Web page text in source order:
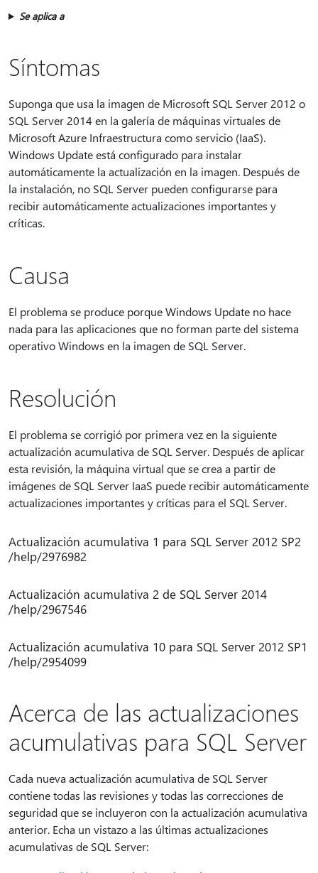
Se aplica a
Síntomas
Suponga que usa la imagen de Microsoft SQL Server 2012 o
SQL Server 2014 en la galería de máquinas virtuales de
Microsoft Azure Infraestructura como servicio (IaaS).
Windows Update está configurado para instalar
automáticamente la actualización en la imagen. Después de
la instalación, no SQL Server pueden configurarse para
recibir automáticamente actualizaciones importantes y
críticas.
Causa
El problema se produce porque Windows Update no hace
nada para las aplicaciones que no forman parte del sistema
operativo Windows en la imagen de SQL Server.
Resolución
El problema se corrigió por primera vez en la siguiente
actualización acumulativa de SQL Server. Después de aplicar
esta revisión, la máquina virtual que se crea a partir de
imágenes de SQL Server IaaS puede recibir automáticamente
actualizaciones importantes y críticas para el SQL Server.
Actualización acumulativa 1 para SQL Server 2012 SP2
/help/2976982
Actualización acumulativa 2 de SQL Server 2014
/help/2967546
Actualización acumulativa 10 para SQL Server 2012 SP1
/help/2954099
Acerca de las actualizaciones
acumulativas para SQL Server
Cada nueva actualización acumulativa de SQL Server
contiene todas las revisiones y todas las correcciones de
seguridad que se incluyeron con la actualización acumulativa
anterior. Echa un vistazo a las últimas actualizaciones
acumulativas de SQL Server: